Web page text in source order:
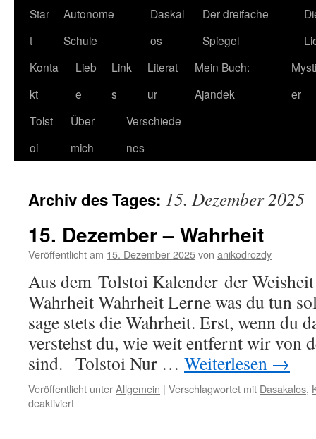
Star
t
Autonome
Schule
Daskal
os
Der dreifache
Spiegel
Konta
kt
Lieb
e
Link
s
Literat
ur
Mein Buch:
Ajandek
er
Tolst
oi
Über
mich
Verschiede
nes
Archiv des Tages: 15. Dezember 2025
15. Dezember – Wahrheit
Veröffentlicht am 15. Dezember 2025von anikodrozdy
Aus dem Tolstoi Kalender der
Wahrheit Wahrheit Lerne was du tun
sage stets die Wahrheit. Erst, wenn du
verstehst du, wie weit entfernt wir von
sind. Tolstoi Nur … Weiterlesen →
Veröffentlicht unterAllgemein | Verschlagwortet mit Dasakalos,
deaktiviertfür